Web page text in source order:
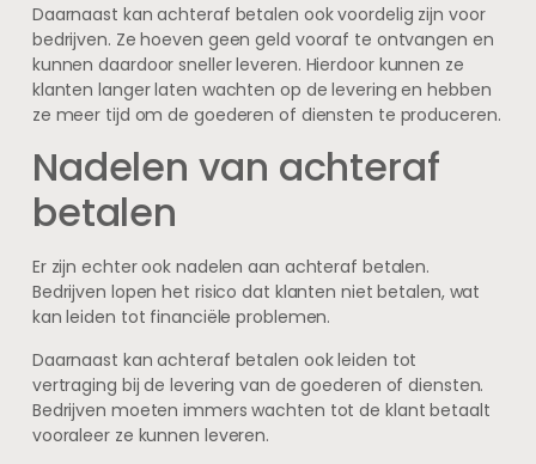
Daarnaast kan achteraf betalen ook voordelig zijn voor
bedrijven. Ze hoeven geen geld vooraf te ontvangen en
kunnen daardoor sneller leveren. Hierdoor kunnen ze
klanten langer laten wachten op de levering en hebben
ze meer tijd om de goederen of diensten te produceren.
Nadelen van achteraf
betalen
Er zijn echter ook nadelen aan achteraf betalen.
Bedrijven lopen het risico dat klanten niet betalen, wat
kan leiden tot financiële problemen.
Daarnaast kan achteraf betalen ook leiden tot
vertraging bij de levering van de goederen of diensten.
Bedrijven moeten immers wachten tot de klant betaalt
vooraleer ze kunnen leveren.